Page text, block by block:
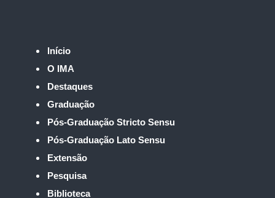
Início
O IMA
Destaques
Graduação
Pós-Graduação Stricto Sensu
Pós-Graduação Lato Sensu
Extensão
Pesquisa
Biblioteca